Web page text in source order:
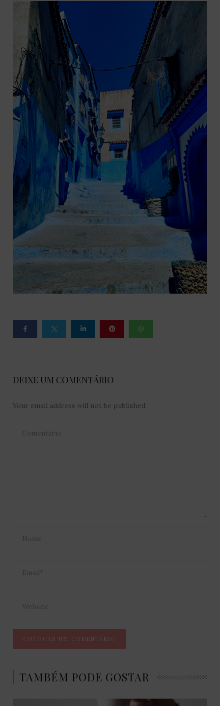
DEIXE UM COMENTÁRIO
Your email address will not be published.
TAMBÉM PODE GOSTAR